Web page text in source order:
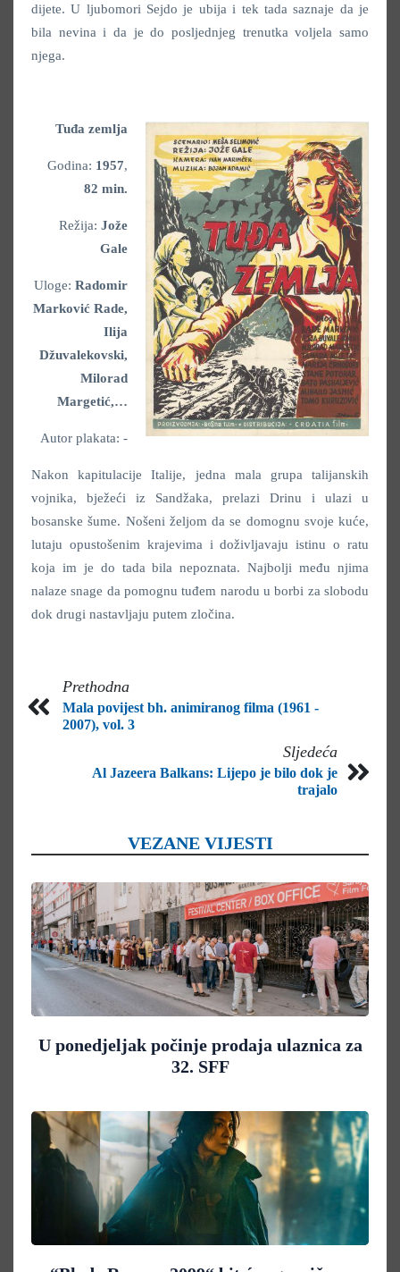
dijete. U ljubomori Sejdo je ubija i tek tada saznaje da je
bila nevina i da je do posljednjeg trenutka voljela samo
njega.
Tuđa zemlja
Godina: 1957,
82 min.
Režija: Jože
Gale
Uloge: Radomir
Marković Rade,
Ilija
Džuvalekovski,
Milorad
Margetić,…
Autor plakata: -
Nakon kapitulacije Italije, jedna mala grupa talijanskih
vojnika, bježeći iz Sandžaka, prelazi Drinu i ulazi u
bosanske šume. Nošeni željom da se domognu svoje kuće,
lutaju opustošenim krajevima i doživljavaju istinu o ratu
koja im je do tada bila nepoznata. Najbolji među njima
nalaze snage da pomognu tuđem narodu u borbi za slobodu
dok drugi nastavljaju putem zločina.
Prethodna
Mala povijest bh. animiranog filma (1961 -
2007), vol. 3
Sljedeća
Al Jazeera Balkans: Lijepo je bilo dok je
trajalo
VEZANE VIJESTI
U ponedjeljak počinje prodaja ulaznica za
32. SFF